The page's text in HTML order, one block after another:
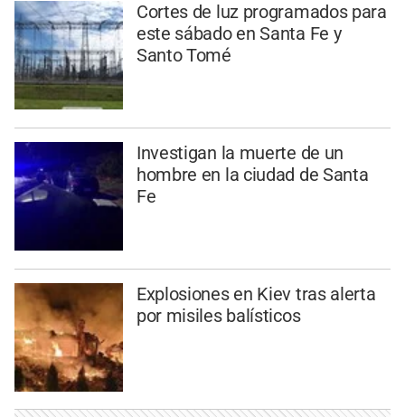
Cortes de luz programados para
este sábado en Santa Fe y
Santo Tomé
Investigan la muerte de un
hombre en la ciudad de Santa
Fe
Explosiones en Kiev tras alerta
por misiles balísticos